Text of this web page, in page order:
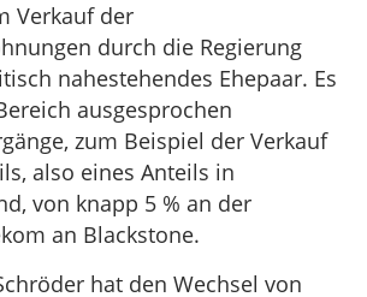
Verkauf der
durch die Regierung
nahestehendes Ehepaar. Es
ausgesprochen
zum Beispiel der Verkauf
also eines Anteils in
von knapp 5 % an der
an Blackstone.
hat den Wechsel von